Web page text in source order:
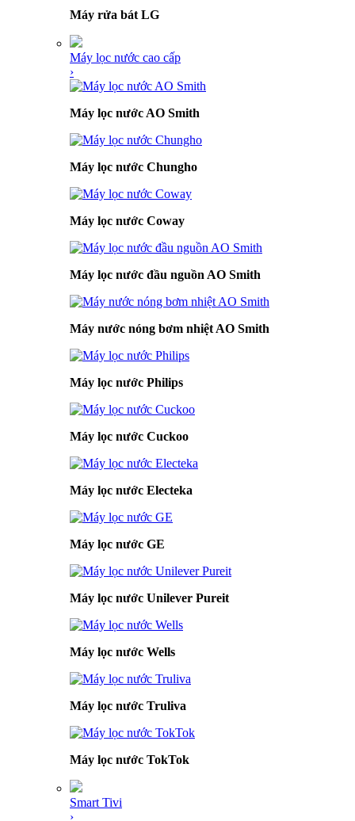
Máy rửa bát LG
Máy lọc nước cao cấp
›
Máy lọc nước AO Smith
Máy lọc nước Chungho
Máy lọc nước Coway
Máy lọc nước đầu nguồn AO Smith
Máy nước nóng bơm nhiệt AO Smith
Máy lọc nước Philips
Máy lọc nước Cuckoo
Máy lọc nước Electeka
Máy lọc nước GE
Máy lọc nước Unilever Pureit
Máy lọc nước Wells
Máy lọc nước Truliva
Máy lọc nước TokTok
Smart Tivi
›